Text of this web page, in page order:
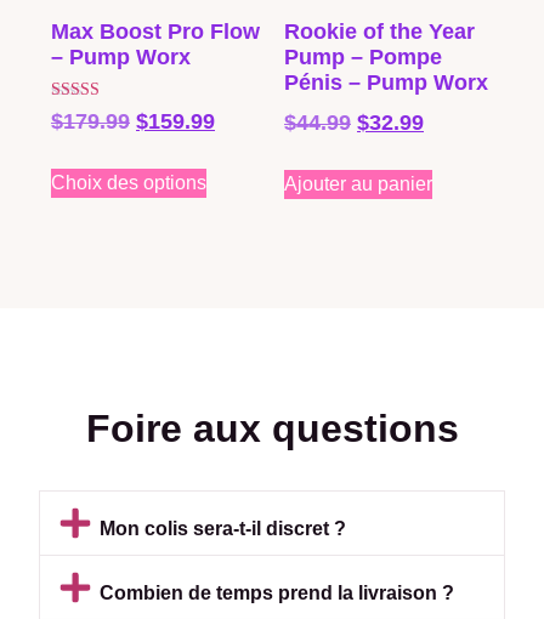
Max Boost Pro Flow
– Pump Worx
Note
5.00
$179.99 $159.99
Choix des options
Rookie of the Year
Pump – Pompe
Pénis – Pump Worx
$44.99 $32.99
Ajouter au panier
Foire aux questions
Mon colis sera-t-il discret ?
Combien de temps prend la livraison ?